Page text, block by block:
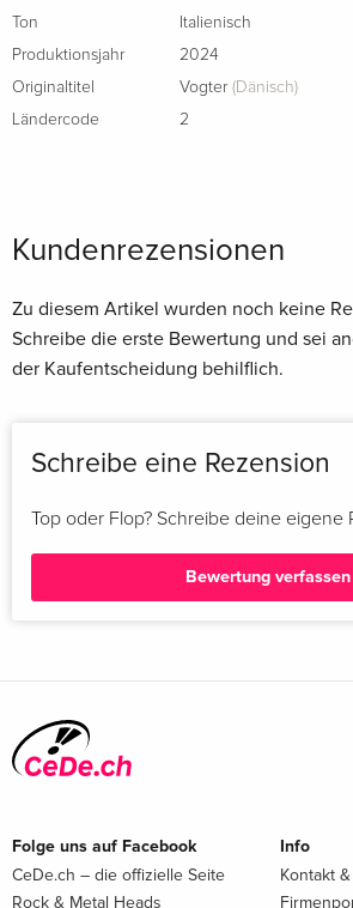
Ton
Italienisch
Produktionsjahr
2024
Originaltitel
Vogter (Dänisch)
Ländercode
2
Kundenrezensionen
Zu diesem Artikel wurden noch keine
Schreibe die erste Bewertung und sei
der Kaufentscheidung behilflich.
Schreibe eine Rezension
Top oder Flop? Schreibe deine eigene
Bewertung verfassen
Folge uns auf Facebook
CeDe.ch – die offizielle Seite
Rock & Metal Heads
Info
Kontakt